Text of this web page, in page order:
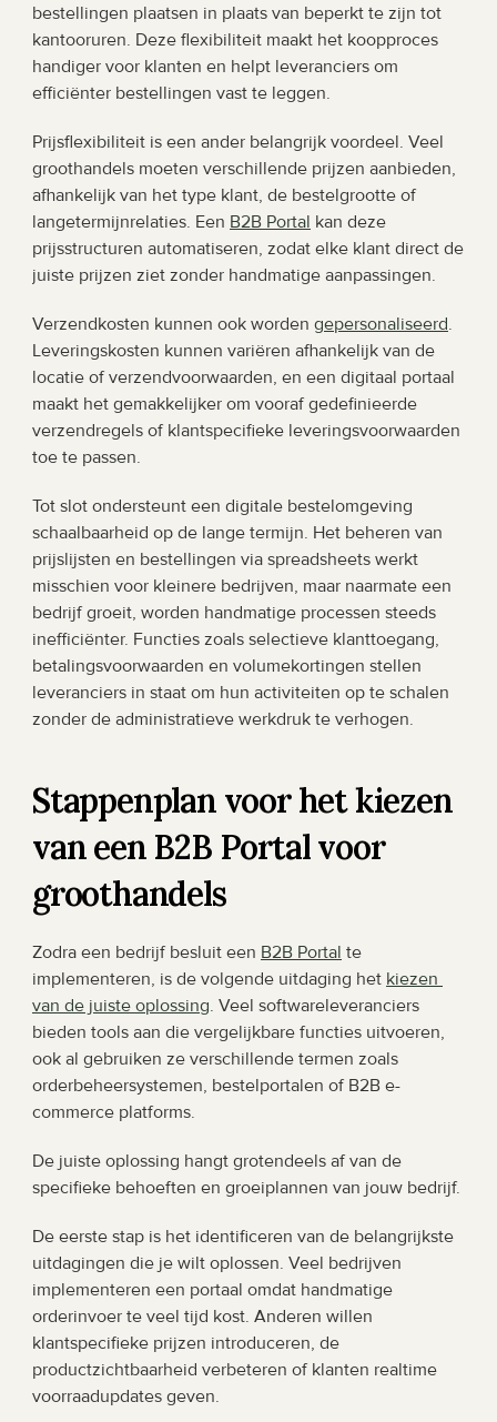
bestellingen plaatsen in plaats van beperkt te zijn tot
kantooruren. Deze flexibiliteit maakt het koopproces
handiger voor klanten en helpt leveranciers om
efficiënter bestellingen vast te leggen.
Prijsflexibiliteit is een ander belangrijk voordeel. Veel
groothandels moeten verschillende prijzen aanbieden,
afhankelijk van het type klant, de bestelgrootte of
langetermijnrelaties. Een B2B Portal kan deze
prijsstructuren automatiseren, zodat elke klant direct de
juiste prijzen ziet zonder handmatige aanpassingen.
Verzendkosten kunnen ook worden gepersonaliseerd.
Leveringskosten kunnen variëren afhankelijk van de
locatie of verzendvoorwaarden, en een digitaal portaal
maakt het gemakkelijker om vooraf gedefinieerde
verzendregels of klantspecifieke leveringsvoorwaarden
toe te passen.
Tot slot ondersteunt een digitale bestelomgeving
schaalbaarheid op de lange termijn. Het beheren van
prijslijsten en bestellingen via spreadsheets werkt
misschien voor kleinere bedrijven, maar naarmate een
bedrijf groeit, worden handmatige processen steeds
inefficiënter. Functies zoals selectieve klanttoegang,
betalingsvoorwaarden en volumekortingen stellen
leveranciers in staat om hun activiteiten op te schalen
zonder de administratieve werkdruk te verhogen.
Stappenplan voor het kiezen
van een B2B Portal voor
groothandels
Zodra een bedrijf besluit een B2B Portal te
implementeren, is de volgende uitdaging het kiezen
van de juiste oplossing. Veel softwareleveranciers
bieden tools aan die vergelijkbare functies uitvoeren,
ook al gebruiken ze verschillende termen zoals
orderbeheersystemen, bestelportalen of B2B e-
commerce platforms.
De juiste oplossing hangt grotendeels af van de
specifieke behoeften en groeiplannen van jouw bedrijf.
De eerste stap is het identificeren van de belangrijkste
uitdagingen die je wilt oplossen. Veel bedrijven
implementeren een portaal omdat handmatige
orderinvoer te veel tijd kost. Anderen willen
klantspecifieke prijzen introduceren, de
productzichtbaarheid verbeteren of klanten realtime
voorraadupdates geven.